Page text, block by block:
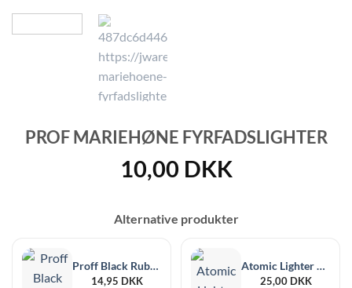
PROF MARIEHØNE FYRFADSLIGHTER
10,00 DKK
Alternative produkter
Proff Black Rubber Round Candle Lighter
14,95 DKK
Atomic Lighter Sæt
25,00 DKK